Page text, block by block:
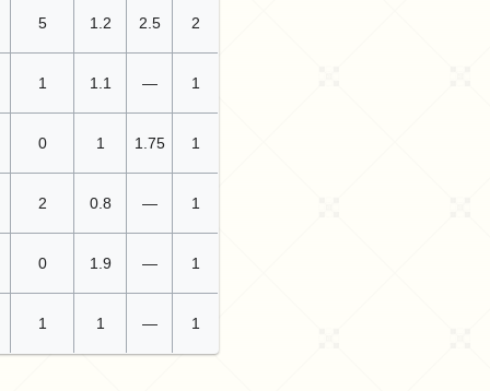
5 1.2 2.5 2
1 1.1 — 1
0 1 1.75 1
2 0.8 — 1
0 1.9 — 1
1 1 — 1